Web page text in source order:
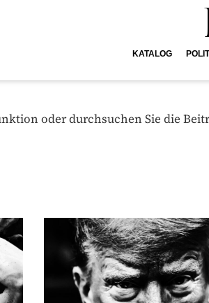
KATALOG
oder durchsuchen Sie die